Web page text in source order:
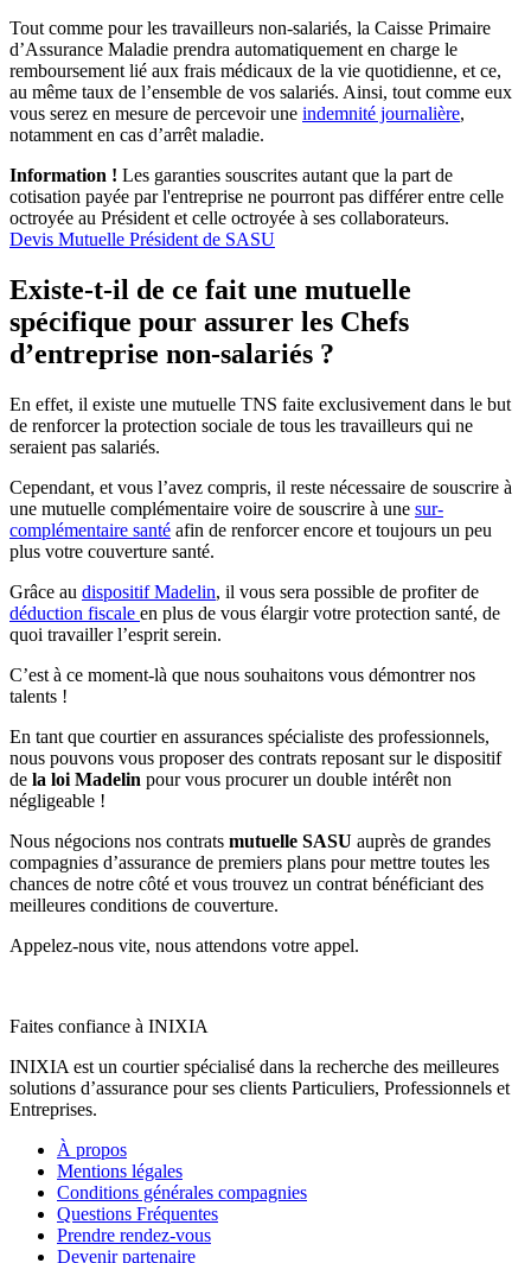
Tout comme pour les travailleurs non-salariés, la Caisse Primaire
d’Assurance Maladie prendra automatiquement en charge le
remboursement lié aux frais médicaux de la vie quotidienne, et ce,
au même taux de l’ensemble de vos salariés. Ainsi, tout comme eux
vous serez en mesure de percevoir une indemnité journalière,
notamment en cas d’arrêt maladie.
Information ! Les garanties souscrites autant que la part de
cotisation payée par l'entreprise ne pourront pas différer entre celle
octroyée au Président et celle octroyée à ses collaborateurs.
Devis Mutuelle Président de SASU
Existe-t-il de ce fait une mutuelle
spécifique pour assurer les Chefs
d’entreprise non-salariés ?
En effet, il existe une mutuelle TNS faite exclusivement dans le but
de renforcer la protection sociale de tous les travailleurs qui ne
seraient pas salariés.
Cependant, et vous l’avez compris, il reste nécessaire de souscrire à
une mutuelle complémentaire voire de souscrire à une sur-
complémentaire santé afin de renforcer encore et toujours un peu
plus votre couverture santé.
Grâce au dispositif Madelin, il vous sera possible de profiter de
déduction fiscale en plus de vous élargir votre protection santé, de
quoi travailler l’esprit serein.
C’est à ce moment-là que nous souhaitons vous démontrer nos
talents !
En tant que courtier en assurances spécialiste des professionnels,
nous pouvons vous proposer des contrats reposant sur le dispositif
de la loi Madelin pour vous procurer un double intérêt non
négligeable !
Nous négocions nos contrats mutuelle SASU auprès de grandes
compagnies d’assurance de premiers plans pour mettre toutes les
chances de notre côté et vous trouvez un contrat bénéficiant des
meilleures conditions de couverture.
Appelez-nous vite, nous attendons votre appel.
Faites confiance à INIXIA
INIXIA est un courtier spécialisé dans la recherche des meilleures
solutions d’assurance pour ses clients Particuliers, Professionnels et
Entreprises.
À propos
Mentions légales
Conditions générales compagnies
Questions Fréquentes
Prendre rendez-vous
Devenir partenaire